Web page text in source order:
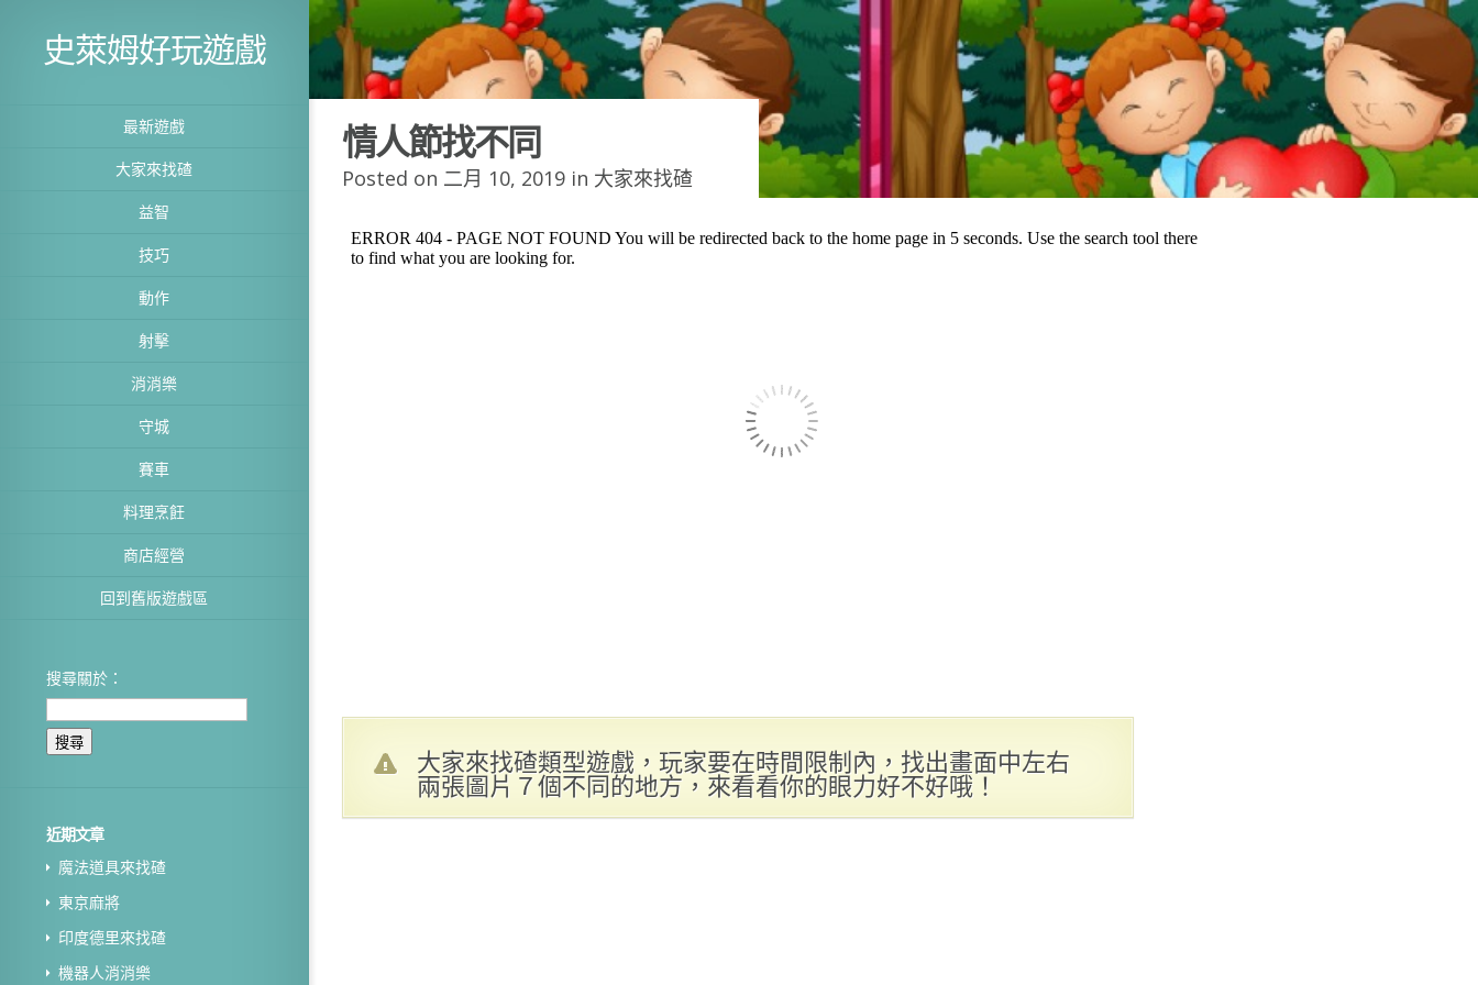
史萊姆好玩遊戲
最新遊戲
大家來找碴
益智
技巧
動作
射擊
消消樂
守城
賽車
料理烹飪
商店經營
回到舊版遊戲區
搜尋關於：
近期文章
魔法道具來找碴
東京麻將
印度德里來找碴
機器人消消樂
情人節找不同
Posted on 二月 10, 2019 in 大家來找碴
大家來找碴類型遊戲，玩家要在時間限制內，找出畫面中左右
兩張圖片７個不同的地方，來看看你的眼力好不好哦！